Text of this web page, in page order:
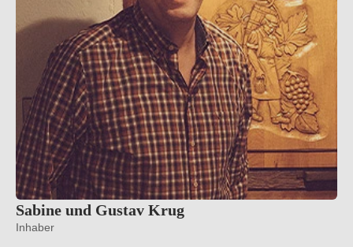
Sabine und Gustav Krug
Inhaber